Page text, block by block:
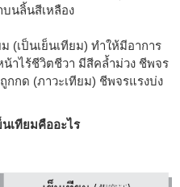
บนลิ้นสีเหลือง
(เป็นเย็นเทียม) ทำให้มีอาการ
าไร้ชีวิตชีวา มีสีคล้ำม่วง ชีพจร
กกด (ภาวะเทียม) ชีพจรแรงบ่ง
เทียมคืออะไร